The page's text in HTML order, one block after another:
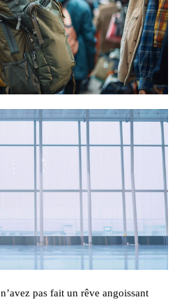
pas fait un rêve angoissant